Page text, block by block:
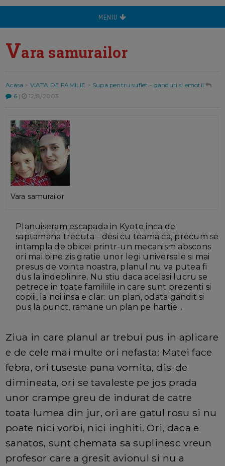
MENIU
Vara samurailor
Acasa > VIATA DE FAMILIE > Supa pentru suflet - ganduri si emotii
6| 12/8/2003
Vara samurailor
Planuiseram escapada in Kyoto inca de
saptamana trecuta - desi cu teama ca, precum se
intampla de obicei printr-un mecanism abscons
ori mai bine zis gratie unor legi universale si mai
presus de vointa noastra, planul nu va putea fi
dus la indeplinire. Nu stiu daca acelasi lucru se
petrece in toate familiile in care sunt prezenti si
copiii, la noi insa e clar: un plan, odata gandit si
pus la punct, ramane un plan pe hartie...
Ziua in care planul ar trebui pus in aplicare
e de cele mai multe ori nefasta: Matei face
febra, ori tuseste pana vomita, dis-de
dimineata, ori se tavaleste pe jos prada
unor crampe greu de indurat de catre
toata lumea din jur, ori are gatul rosu si nu
poate nici vorbi, nici inghiti. Ori, daca e
sanatos, sunt chemata sa suplinesc vreun
profesor care a gresit avionul si nu a